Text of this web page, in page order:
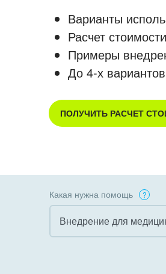
Варианты
Расчет
Примеры
До 4-х
ПОЛУЧИТЬ РАСЧЕТ
Какая нужна помощь
Внедрение для